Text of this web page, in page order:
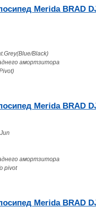
Merida BRAD
Black)
амортзитора
Merida BRAD
амортзитора
pivot
Merida BRAD